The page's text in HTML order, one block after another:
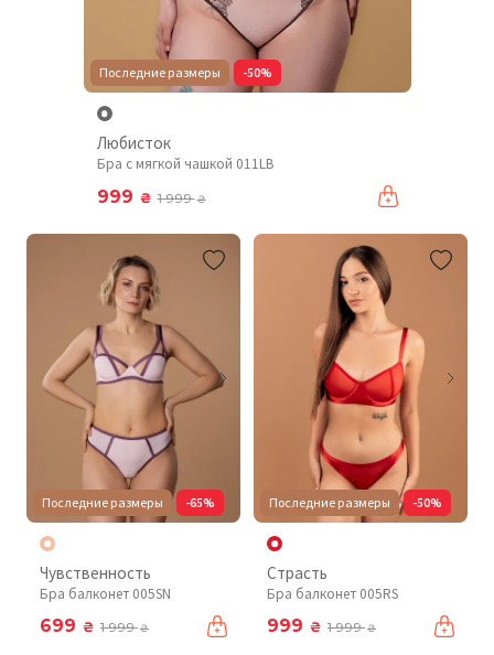
Последние размеры -50%
Любисток
Бра с мягкой чашкой 011LB
999 ₴ 1 999₴
Последние размеры -65%
Чувственность
Бра балконет 005SN
699 ₴ 1 999₴
Последние размеры -50%
Страсть
Бра балконет 005RS
999 ₴ 1 999₴